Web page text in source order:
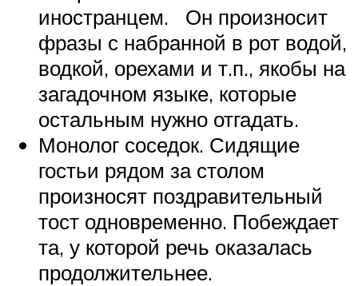
иностранцем. Он произносит
фразы с набранной в рот водой,
водкой, орехами и т.п., якобы на
загадочном языке, которые
остальным нужно отгадать.
Монолог соседок. Сидящие
гостьи рядом за столом
произносят поздравительный
тост одновременно. Побеждает
та, у которой речь оказалась
продолжительнее.